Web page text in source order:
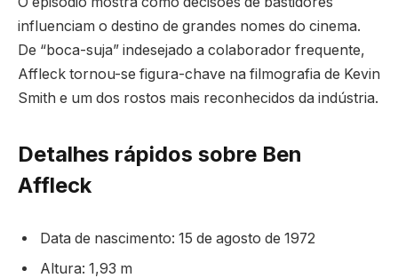
influenciam o destino de grandes nomes do cinema.
De “boca-suja” indesejado a colaborador frequente,
Affleck tornou-se figura-chave na filmografia de Kevin
Smith e um dos rostos mais reconhecidos da indústria.
Detalhes rápidos sobre Ben
Affleck
Data de nascimento: 15 de agosto de 1972
Altura: 1,93 m